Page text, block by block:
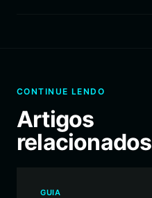
CONTINUE LENDO
Artigos
relacionados
GUIA